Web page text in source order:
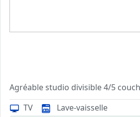
Agréable studio divisible 4/5
Cuisine entièrement équipée en
Retour skis aux pieds jusqu'à la
TV Lave-vaisselle